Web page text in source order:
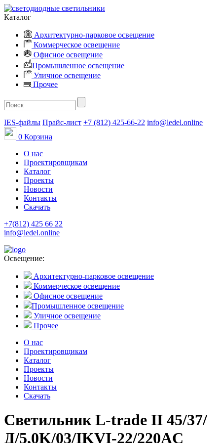
Каталог
Архитектурно-парковое освещение
Коммерческое освещение
Офисное освещение
Промышленное освещение
Уличное освещение
Прочее
IES-файлы Прайс-лист +7 (812) 425-66-22 info@ledel.online
0 Корзина
О нас
Проектировщикам
Каталог
Проекты
Новости
Контакты
Скачать
+7(812) 425 66 22
info@ledel.online
Освещение:
Архитектурно-парковое освещение
Коммерческое освещение
Офисное освещение
Промышленное освещение
Уличное освещение
Прочее
О нас
Проектировщикам
Каталог
Проекты
Новости
Контакты
Скачать
Светильник L-trade II 45/37/
Д/5,0K/03/IKVI-22/220AC